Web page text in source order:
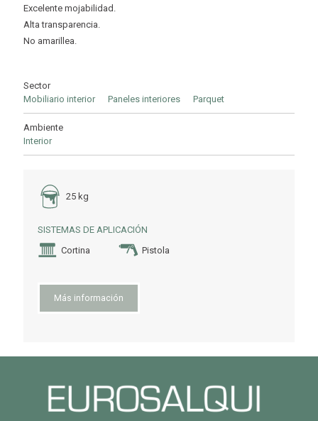
Excelente mojabilidad.
Alta transparencia.
No amarillea.
Sector
Mobiliario interior
Paneles interiores Parquet
Ambiente
Interior
25 kg
SISTEMAS DE APLICACIÓN
Cortina
Pistola
Más información